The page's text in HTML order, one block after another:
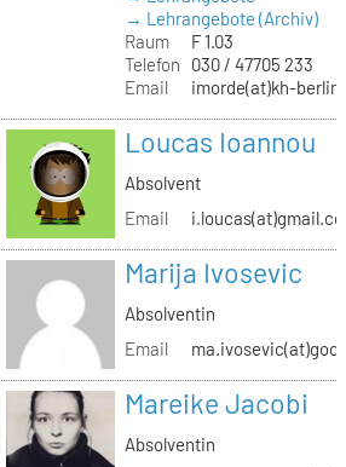
→ Lehrangebote (Archiv)
Raum
F 1.03
Telefon
030 / 47705 233
Email
imorde(at)kh-
Loucas Ioannou
Absolvent
Email
Marija Ivosevic
Absolventin
Email
Mareike Jacobi
Absolventin